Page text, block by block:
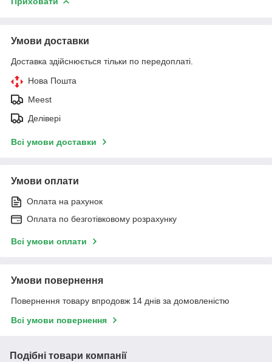
Умови доставки
Доставка здійснюється тільки по передоплаті.
Нова Пошта
Meest
Делівері
Всі умови доставки
Умови оплати
Оплата на рахунок
Оплата по безготівковому розрахунку
Всі умови оплати
Умови повернення
Повернення товару впродовж 14 днів за домовленістю
Всі умови повернення
Подібні товари компанії